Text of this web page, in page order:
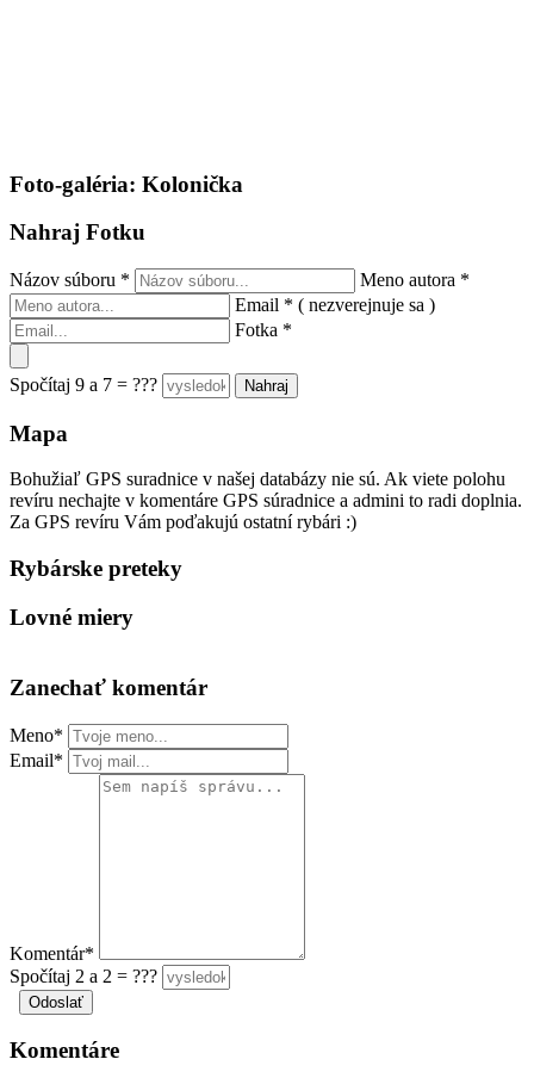
Foto-galéria: Kolonička
Nahraj Fotku
Názov súboru * Meno autora *
Email * ( nezverejnuje sa )
Fotka *
Spočítaj 9 a 7 = ???
Mapa
Bohužiaľ GPS suradnice v našej databázy nie sú. Ak viete polohu
revíru nechajte v komentáre GPS súradnice a admini to radi doplnia.
Za GPS revíru Vám poďakujú ostatní rybári :)
Rybárske preteky
Lovné miery
Zanechať komentár
Meno*
Email*
Komentár*
Spočítaj 2 a 2 = ???
Komentáre